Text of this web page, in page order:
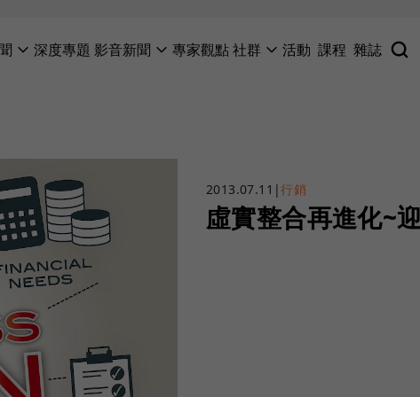
深度專題 影音新聞 專家觀點社群 活動 課程 雜誌
2013.07.11 |行銷
虛實整合再進化~